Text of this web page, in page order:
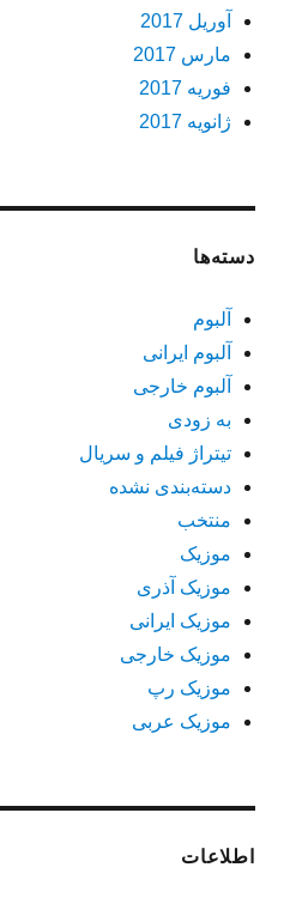
آوریل 2017
مارس 2017
فوریه 2017
ژانویه 2017
دسته‌ها
آلبوم
آلبوم ایرانی
آلبوم خارجی
به زودی
تیتراژ فیلم و سریال
دسته‌بندی نشده
منتخب
موزیک
موزیک آذری
موزیک ایرانی
موزیک خارجی
موزیک رپ
موزیک عربی
اطلاعات